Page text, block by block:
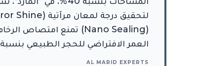
العمر الافتراضي للحجر الطبيعي بنسبة 50% ويحفظ رونقه الفاخر، مع توفير برامج صيانة دورية مخصصة للقصور والمنشآت التجارية الكبرى.
AL MARID EXPERTS